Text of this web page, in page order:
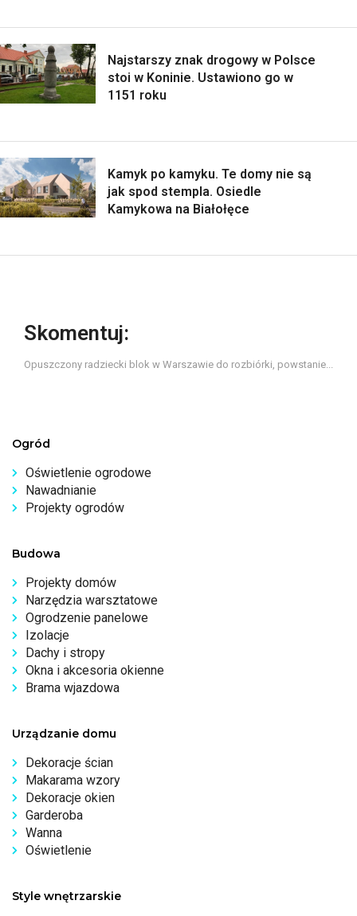
Najstarszy znak drogowy w Polsce
stoi w Koninie. Ustawiono go w
1151 roku
Kamyk po kamyku. Te domy nie są
jak spod stempla. Osiedle
Kamykowa na Białołęce
Skomentuj:
Opuszczony radziecki blok w Warszawie do rozbiórki, powstanie...
Ogród
Oświetlenie ogrodowe
Nawadnianie
Projekty ogrodów
Budowa
Projekty domów
Narzędzia warsztatowe
Ogrodzenie panelowe
Izolacje
Dachy i stropy
Okna i akcesoria okienne
Brama wjazdowa
Urządzanie domu
Dekoracje ścian
Makarama wzory
Dekoracje okien
Garderoba
Wanna
Oświetlenie
Style wnętrzarskie